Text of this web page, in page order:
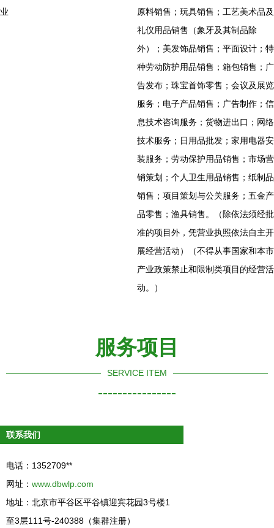
业
原料销售；玩具销售；工艺美术品及
礼仪用品销售（象牙及其制品除
外）；美发饰品销售；平面设计；特
种劳动防护用品销售；箱包销售；广
告发布；珠宝首饰零售；会议及展览
服务；电子产品销售；广告制作；信
息技术咨询服务；货物进出口；网络
技术服务；日用品批发；家用电器安
装服务；劳动保护用品销售；市场营
销策划；个人卫生用品销售；纸制品
销售；项目策划与公关服务；五金产
品零售；渔具销售。（除依法须经批
准的项目外，凭营业执照依法自主开
展经营活动）（不得从事国家和本市
产业政策禁止和限制类项目的经营活
动。）
服务项目
SERVICE ITEM
----------------
联系我们
电话：1352709**
网址： www.dbwlp.com
地址：北京市平谷区平谷镇迎宾花园3号楼1
至3层111号-240388（集群注册）